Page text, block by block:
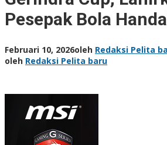
Pesepak Bola
Februari 10, 2026oleh Redaksi Pelita
oleh Redaksi Pelita baru